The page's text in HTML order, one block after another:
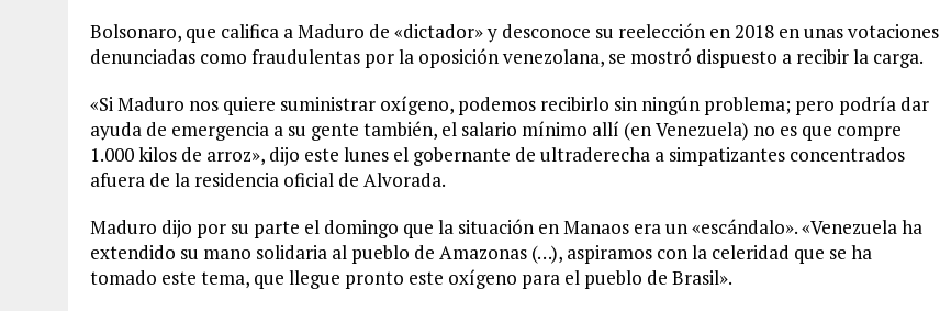
Bolsonaro, que califica a Maduro de «dictador» y desconoce su reelección en 2018 en unas votaciones
denunciadas como fraudulentas por la oposición venezolana, se mostró dispuesto a recibir la carga.
«Si Maduro nos quiere suministrar oxígeno, podemos recibirlo sin ningún problema; pero podría dar
ayuda de emergencia a su gente también, el salario mínimo allí (en Venezuela) no es que compre
1.000 kilos de arroz», dijo este lunes el gobernante de ultraderecha a simpatizantes concentrados
afuera de la residencia oficial de Alvorada.
Maduro dijo por su parte el domingo que la situación en Manaos era un «escándalo». «Venezuela ha
extendido su mano solidaria al pueblo de Amazonas (…), aspiramos con la celeridad que se ha
tomado este tema, que llegue pronto este oxígeno para el pueblo de Brasil».